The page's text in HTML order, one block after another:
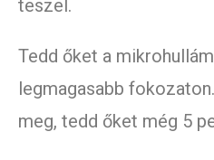
teszel.
Tedd őket a
legmagasabb
meg, tedd őket még 5